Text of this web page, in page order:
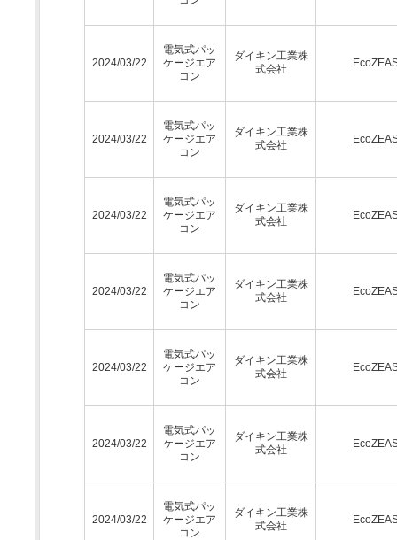
2024/03/22
電気式パッ
ケージエア
コン
ダイキン工業株
式会社
2024/03/22
電気式パッ
ケージエア
コン
ダイキン工業株
式会社
2024/03/22
電気式パッ
ケージエア
コン
ダイキン工業株
式会社
2024/03/22
電気式パッ
ケージエア
コン
ダイキン工業株
式会社
2024/03/22
電気式パッ
ケージエア
コン
ダイキン工業株
式会社
2024/03/22
電気式パッ
ケージエア
コン
ダイキン工業株
式会社
2024/03/22
電気式パッ
ケージエア
コン
ダイキン工業株
式会社